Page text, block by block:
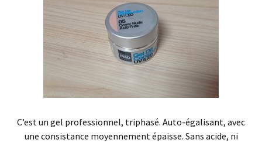
C’est un gel professionnel, triphasé. Auto-égalisant, avec
une consistance moyennement épaisse. Sans acide, ni